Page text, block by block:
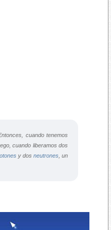
cuando tenemos
cuando liberamos dos
y dos neutrones, un